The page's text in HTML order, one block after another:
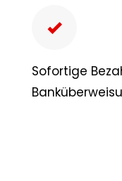
Sofortige